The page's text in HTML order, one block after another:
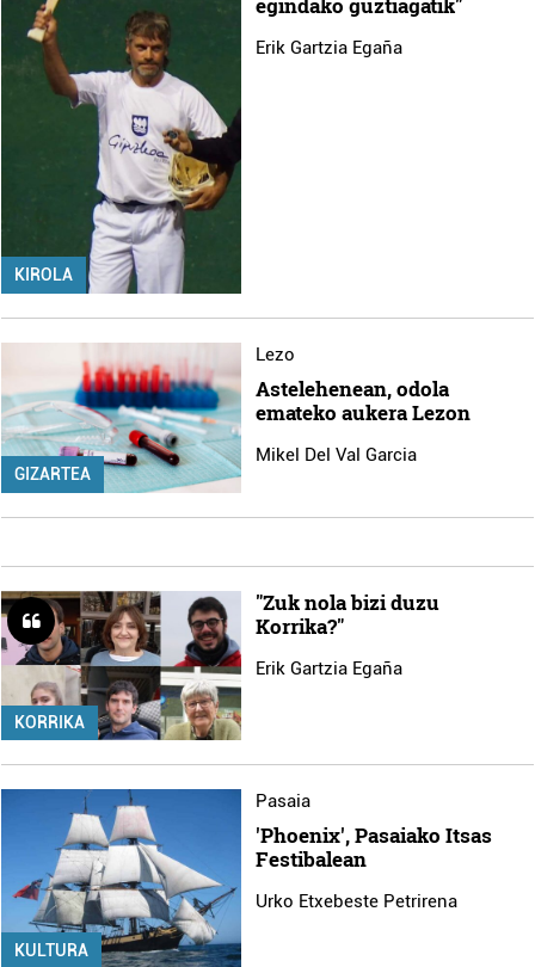
KIROLA
Erik Gartzia Egaña
GIZARTEA
Lezo
Astelehenean, odola
emateko aukera Lezon
Mikel Del Val Garcia
KORRIKA
"Zuk nola bizi duzu
Korrika?"
Erik Gartzia Egaña
KULTURA
Pasaia
'Phoenix', Pasaiako Itsas
Festibalean
Urko Etxebeste Petrirena